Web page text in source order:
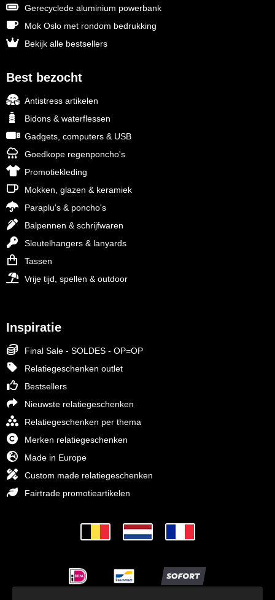
Gerecyclede aluminium powerbank
Mok Oslo met rondom bedrukking
Bekijk alle bestsellers
Best bezocht
Antistress artikelen
Bidons & waterflessen
Gadgets, computers & USB
Goedkope regenponcho's
Promotiekleding
Mokken, glazen & keramiek
Paraplu's & poncho's
Balpennen & schrijfwaren
Sleutelhangers & lanyards
Tassen
Vrije tijd, spellen & outdoor
Inspiratie
Final Sale - SOLDES - OP=OP
Relatiegeschenken outlet
Bestsellers
Nieuwste relatiegeschenken
Relatiegeschenken per thema
Merken relatiegeschenken
Made in Europe
Custom made relatiegeschenken
Fairtrade promotieartikelen